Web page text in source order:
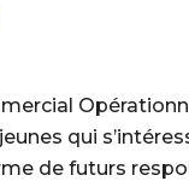
qui
de futurs